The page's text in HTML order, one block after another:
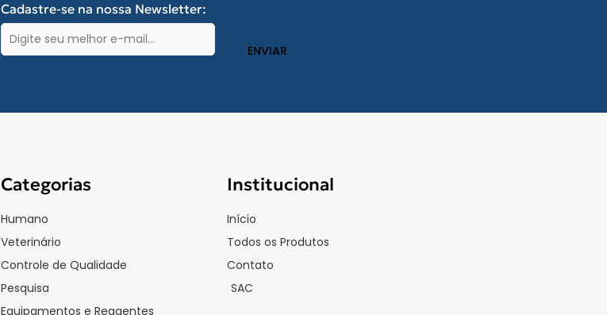
Cadastre-se na nossa Newsletter:
E-
mail
Categorias
Humano
Veterinário
Controle de Qualidade
Pesquisa
Equipamentos e Reagentes
Institucional
Início
Todos os Produtos
Contato
SAC